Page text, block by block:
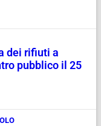
dei rifiuti a
pubblico il 25